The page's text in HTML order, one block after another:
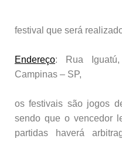
festival que será
Endereço: Rua
Campinas – SP,
os festivais são jogos
sendo que o vencedor
partidas haverá